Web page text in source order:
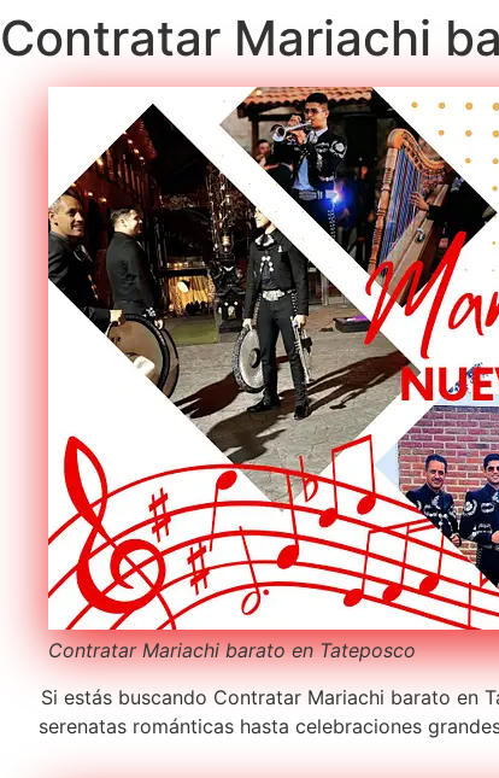
Contratar Mariachi
Contratar Mariachi barato en Tateposco
Si estás buscando Contratar Mariachi barato en
serenatas románticas hasta celebraciones